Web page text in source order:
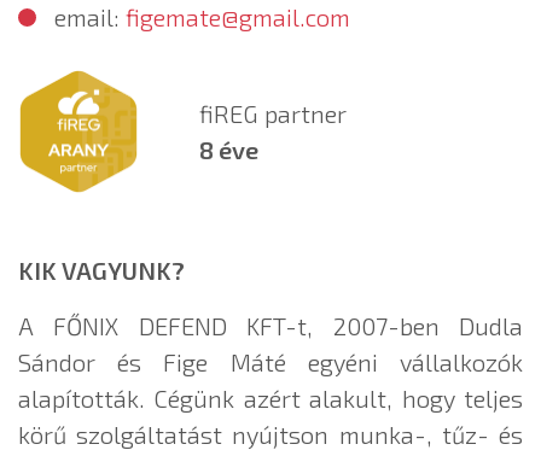
email: figemate@gmail.com
fiREG partner
8 éve
KIK VAGYUNK?
A FŐNIX DEFEND KFT-t, 2007-ben Dudla
Sándor és Fige Máté egyéni vállalkozók
alapították. Cégünk azért alakult, hogy teljes
körű szolgáltatást nyújtson munka-, tűz- és